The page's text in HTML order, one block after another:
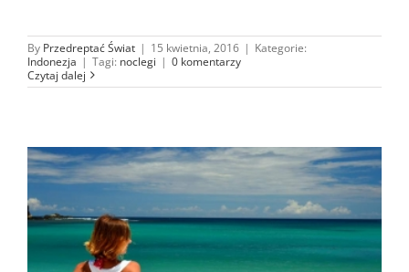
By Przedreptać Świat | 15 kwietnia, 2016 | Kategorie:
Indonezja | Tagi: noclegi | 0 komentarzy
Czytaj dalej